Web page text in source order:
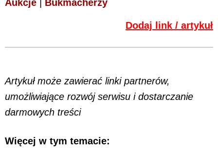
Aukcje Bukmacherzy
Dodaj link / artykuł
Artykuł może zawierać linki partnerów,
umożliwiające rozwój serwisu i dostarczanie
darmowych treści
Więcej w tym temacie: